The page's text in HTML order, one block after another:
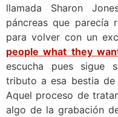
llamada Sharon
páncreas que parecía
para volver con un
people what they
escucha pues sigue
tributo a esa bestia de
Aquel proceso de
algo de la grabación